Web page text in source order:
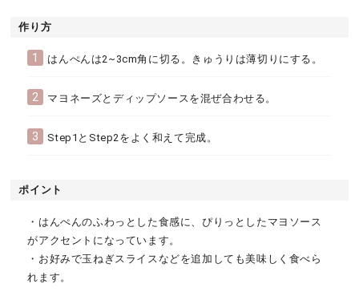
作り方
1 はんぺんは2~3cm角に切る。きゅうりは薄切りにする。
2 マヨネーズとディップソースを混ぜ合わせる。
3 Step1とStep2をよく和えて完成。
ポイント
・はんぺんのふわっとした食感に、ぴりっとしたマヨソース
がアクセントになっています。
・お好みで玉ねぎスライスなどを追加しても美味しく食べら
れます。